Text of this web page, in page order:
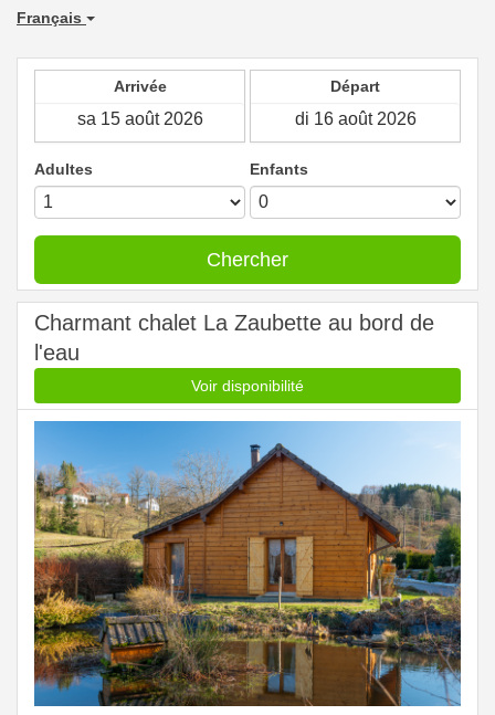
Français
Arrivée Départ
Adultes Enfants
Chercher
Charmant chalet La Zaubette au bord de
l'eau
Voir disponibilité